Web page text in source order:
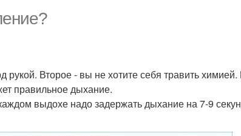
рукой. Второе - вы не хотите себя травить
правильное дыхание.
выдохе надо задержать дыхание на 7-9